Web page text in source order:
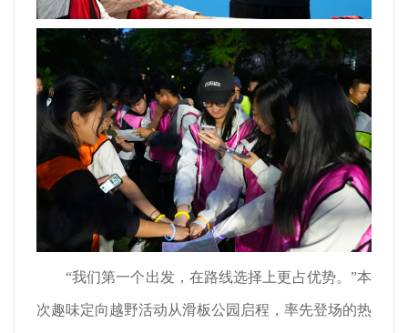
“我们第一个出发，在路线选择上更占优势。”本
次趣味定向越野活动从滑板公园启程，率先登场的热